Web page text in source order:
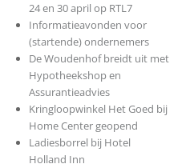
24 en 30 april op RTL7
Informatieavonden voor
(startende) ondernemers
De Woudenhof breidt uit met
Hypotheekshop en
Assurantieadvies
Kringloopwinkel Het Goed bij
Home Center geopend
Ladiesborrel bij Hotel
Holland Inn